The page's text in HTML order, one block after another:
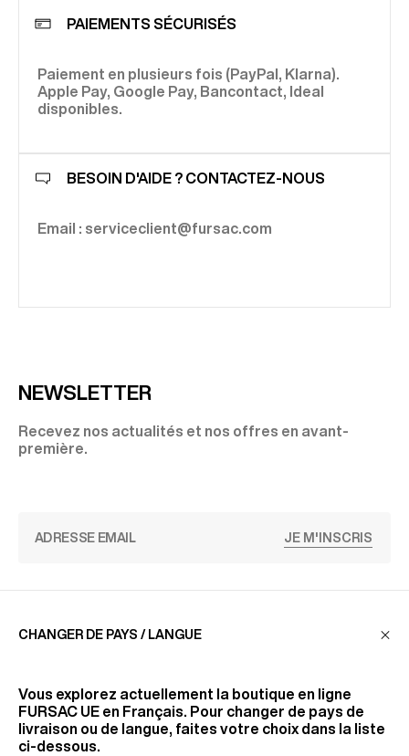
PAIEMENTS SÉCURISÉS
Paiement en plusieurs fois (PayPal, Klarna).
Apple Pay, Google Pay, Bancontact, Ideal
disponibles.
BESOIN D'AIDE ? CONTACTEZ-NOUS
Email : serviceclient@fursac.com
NEWSLETTER
Recevez nos actualités et nos offres en avant-
première.
JE M'INSCRIS
LA MAISON
CHANGER DE PAYS / LANGUE
Vous explorez actuellement la boutique en ligne
FURSAC UE en Français. Pour changer de pays de
livraison ou de langue, faites votre choix dans la liste
ci-dessous.